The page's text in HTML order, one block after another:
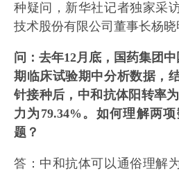
种疑问，新华社记者独家采
技术股份有限公司董事长杨晓
问：去年12月底，国药集团
期临床试验期中分析数据，
针接种后，中和抗体阳转率
力为79.34%。如何理解两
题？
答：中和抗体可以通俗理解